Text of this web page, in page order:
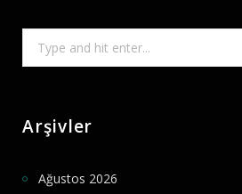
for:
Arşivler
Ağustos 2026